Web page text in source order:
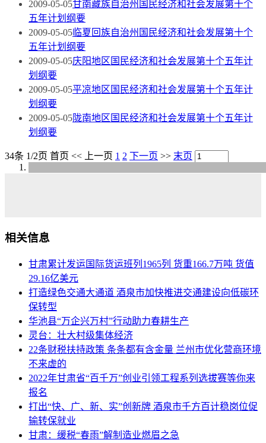
2009-05-05甘南藏族自治州国民经济和社会发展第十个
五年计划纲要
2009-05-05临夏回族自治州国民经济和社会发展第十个
五年计划纲要
2009-05-05庆阳地区国民经济和社会发展第十个五年计
划纲要
2009-05-05平凉地区国民经济和社会发展第十个五年计
划纲要
2009-05-05陇南地区国民经济和社会发展第十个五年计
划纲要
34条 1/2页 首页 << 上一页 1 2 下一页 >> 末页
相关信息
甘肃累计发运国际货运班列1965列 货重166.7万吨 货值
29.16亿美元
打造绿色交通大通道 酒泉市加快推进交通建设向低碳环
保转型
华池县“万企兴万村”行动助力春耕生产
灵台：壮大村级集体经济
22条财税扶持政策 条条都有含金量 兰州市优化营商环境
不来虚的
2022年甘肃省“百千万”创业引领工程系列选拔赛等你来
报名
打出“快、广、新、实”创新牌 酒泉市千方百计稳岗位促
输转保就业
甘肃：缓税“春雨”解制造业燃眉之急